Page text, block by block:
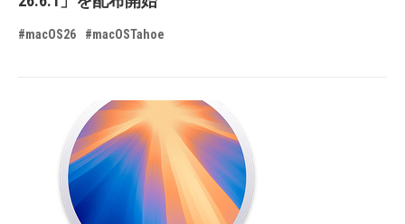
#macOS26 #macOSTahoe